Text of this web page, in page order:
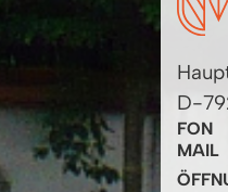
D-
FON
MAIL